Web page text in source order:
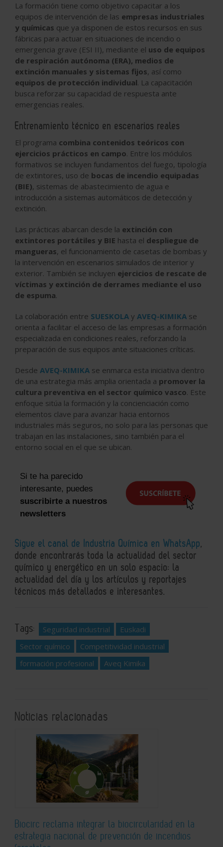
La formación tiene como objetivo capacitar a los
equipos de intervención de las empresas industriales
y químicas que ya disponen de estos recursos en sus
fábricas para actuar en situaciones de incendio o
emergencia grave (ESI II), mediante el uso de equipos
de respiración autónoma (ERA), medios de
extinción manuales y sistemas fijos, así como
equipos de protección individual. La capacitación
busca reforzar su capacidad de respuesta ante
emergencias reales.
Entrenamiento técnico en escenarios reales
El programa combina contenidos teóricos con
ejercicios prácticos en campo. Entre los módulos
formativos se incluyen fundamentos del fuego, tipología
de extintores, uso de bocas de incendio equipadas
(BIE), sistemas de abastecimiento de agua e
introducción a sistemas automáticos de detección y
extinción.
Las prácticas abarcan desde la extinción con
extintores portátiles y BIE hasta el despliegue de
mangueras, el funcionamiento de casetas de bombas y
la intervención en escenarios simulados de interior y
exterior. También se incluyen ejercicios de rescate de
víctimas y extinción de derrames mediante el uso
de espuma.
La colaboración entre SUESKOLA y AVEQ-KIMIKA se
orienta a facilitar el acceso de las empresas a formación
especializada en condiciones reales, reforzando la
preparación de sus equipos ante situaciones críticas.
Desde AVEQ-KIMIKA se enmarca esta iniciativa dentro
de una estrategia más amplia orientada a promover la
cultura preventiva en el sector químico vasco. Este
enfoque sitúa la formación y la concienciación como
elementos clave para avanzar hacia entornos
industriales más seguros, no solo para las personas que
trabajan en las instalaciones, sino también para el
entorno social en el que se ubican.
Si te ha parecido
interesante, puedes
suscribirte a nuestros
newsletters
Sigue el canal de Industria Química en WhatsApp,
donde encontrarás toda la actualidad del sector
químico y energético en un solo espacio: la
actualidad del día y los artículos y reportajes
técnicos más detallados e interesantes.
Tags: Seguridad industrial
Euskadi
Sector químico
Competitividad industrial
formación profesional
Aveq Kimika
Noticias relacionadas
Biocirc reclama integrar la biocircularidad en la
estrategia nacional de prevención de incendios